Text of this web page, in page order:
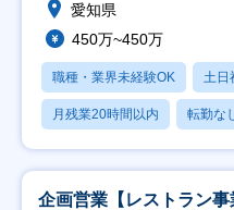
愛知県
450万~450万
職種・業界未経験OK 土日
月残業20時間以内 転勤な
企画営業【レストラン